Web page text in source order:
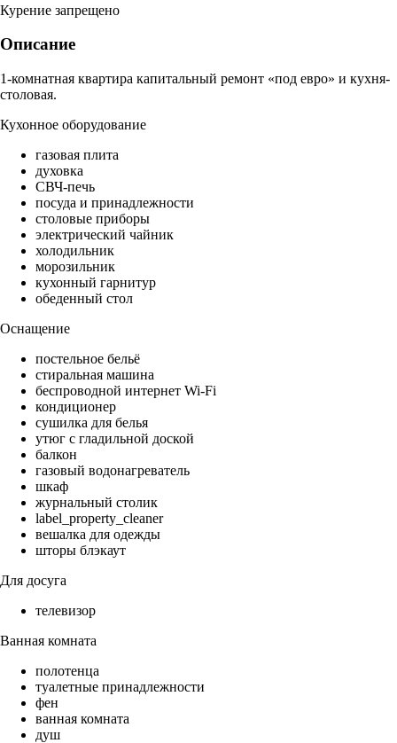
Курение запрещено
Описание
1-комнатная квартира капитальный ремонт «под евро» и кухня-
столовая.
Кухонное оборудование
газовая плита
духовка
СВЧ-печь
посуда и принадлежности
столовые приборы
электрический чайник
холодильник
морозильник
кухонный гарнитур
обеденный стол
Оснащение
постельное бельё
стиральная машина
беспроводной интернет Wi-Fi
кондиционер
сушилка для белья
утюг с гладильной доской
балкон
газовый водонагреватель
шкаф
журнальный столик
label_property_cleaner
вешалка для одежды
шторы блэкаут
Для досуга
телевизор
Ванная комната
полотенца
туалетные принадлежности
фен
ванная комната
душ